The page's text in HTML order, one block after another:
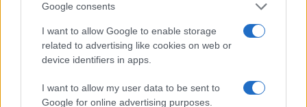
Google consents
I want to allow Google to enable storage
related to advertising like cookies on web or
device identifiers in apps.
I want to allow my user data to be sent to
Google for online advertising purposes.
ΔΙΑΒΑΣΤΕ ΑΚΟΜΑ